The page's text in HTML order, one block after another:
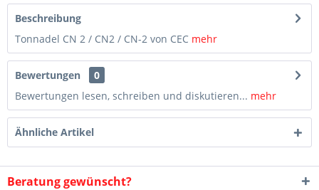
Beschreibung
Tonnadel CN 2 / CN2 / CN-2 von CEC mehr
Bewertungen
0
Bewertungen lesen, schreiben und diskutieren... mehr
Ähnliche Artikel
Beratung gewünscht?